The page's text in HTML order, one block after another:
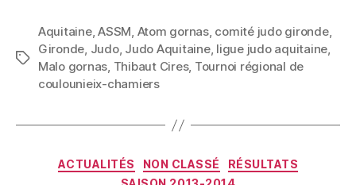
Aquitaine,ASSM, Atom gornas, comité judo gironde,
Gironde, Judo, Judo Aquitaine, ligue judo aquitaine,
Malo gornas, Thibaut Cires, Tournoi régional de
coulounieix-chamiers
ACTUALITÉS NON CLASSÉ
RÉSULTATS